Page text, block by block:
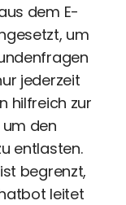
dem E-
um
jederzeit
hilfreich zur
den
entlasten.
begrenzt,
leitet